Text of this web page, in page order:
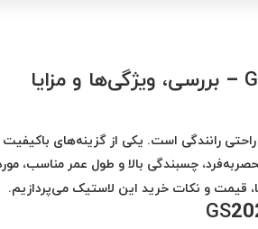
رانندگی است. یکی از گزینه‌های باکیفیت
چسبندگی بالا و طول عمر مناسب،
قیمت و نکات خرید این لاستیک می‌پردازیم.